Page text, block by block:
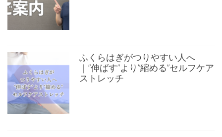
ふくらはぎがつりやすい人へ
｜”伸ばす”より”縮める”セルフケア
ストレッチ